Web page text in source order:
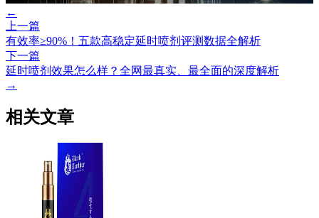
←
上一篇
有效率≥90%！五款高稳定延时喷剂评测数据全解析
下一篇
延时喷剂效果怎么样？全网最真实、最全面的深度解析
→
相关文章